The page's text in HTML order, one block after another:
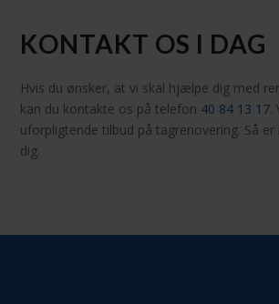
KONTAKT OS I DAG
Hvis du ønsker, at vi skal hjælpe dig med
kan du kontakte os på telefon 40 84 13 17.
uforpligtende tilbud på tagrenovering. Så
dig.